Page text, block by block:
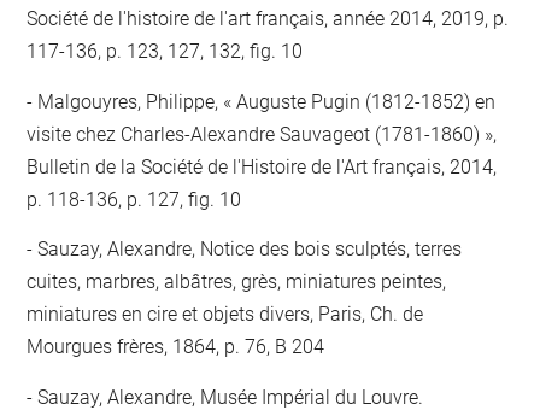
Société de l'histoire de l'art français, année 2014, 2019, p.
117-136, p. 123, 127, 132, fig. 10
Malgouyres, Philippe, « Auguste Pugin (1812-1852) en
visite chez Charles-Alexandre Sauvageot (1781-1860) »,
Bulletin de la Société de l'Histoire de l'Art français, 2014,
p. 118-136, p. 127, fig. 10
Sauzay, Alexandre, Notice des bois sculptés, terres
cuites, marbres, albâtres, grès, miniatures peintes,
miniatures en cire et objets divers, Paris, Ch. de
Mourgues frères, 1864, p. 76, B 204
Sauzay, Alexandre, Musée Impérial du Louvre.